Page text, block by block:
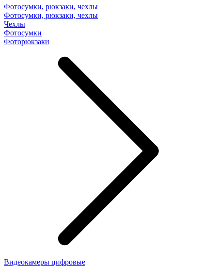
Фотосумки, рюкзаки, чехлы
Фотосумки, рюкзаки, чехлы
Чехлы
Фотосумки
Фоторюкзаки
Видеокамеры цифровые